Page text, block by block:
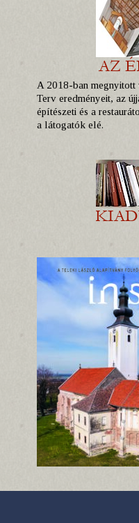
A 2018-ban
Terv eredményeit, az
építészeti és a
a látogatók elé.